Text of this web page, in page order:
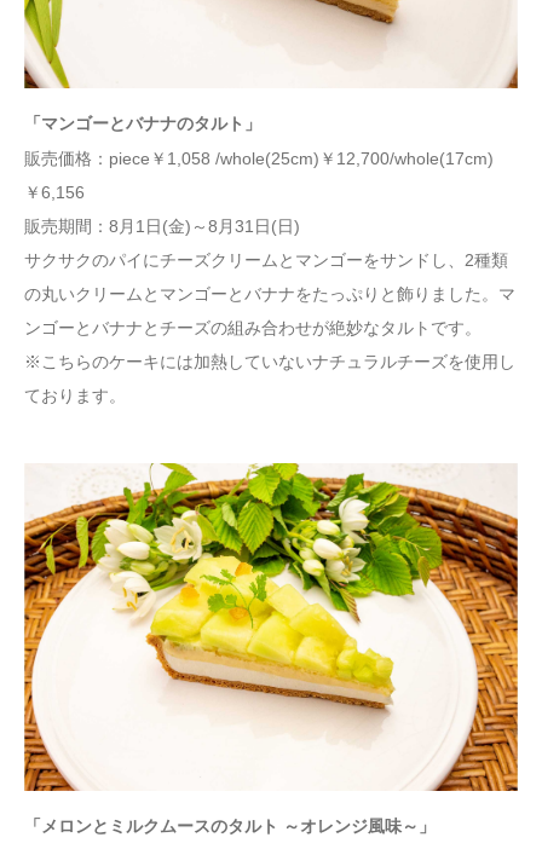
「マンゴーとバナナのタルト」
販売価格：piece￥1,058 /whole(25cm)￥12,700/whole(17cm)
￥6,156
販売期間：8月1日(金)～8月31日(日)
サクサクのパイにチーズクリームとマンゴーをサンドし、2種類
の丸いクリームとマンゴーとバナナをたっぷりと飾りました。マ
ンゴーとバナナとチーズの組み合わせが絶妙なタルトです。
※こちらのケーキには加熱していないナチュラルチーズを使用し
ております。
「メロンとミルクムースのタルト ～オレンジ風味～」